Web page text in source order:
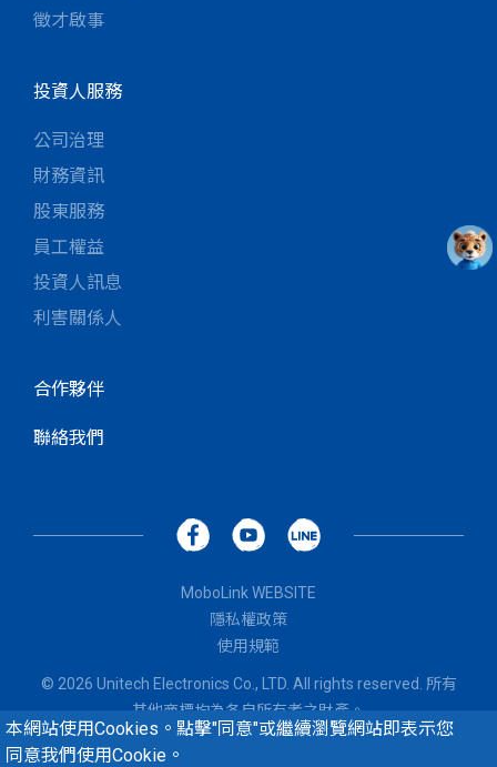
本網站使用Cookies。點擊"同意"或繼續瀏覽網站即表示您
同意我們使用Cookie。
徵才啟事
投資人服務
公司治理
財務資訊
股東服務
員工權益
投資人訊息
利害關係人
合作夥伴
聯絡我們
MoboLink WEBSITE
隱私權政策
使用規範
© 2026 Unitech Electronics Co., LTD. All rights reserved. 所有
其他商標均為各自所有者之財產。